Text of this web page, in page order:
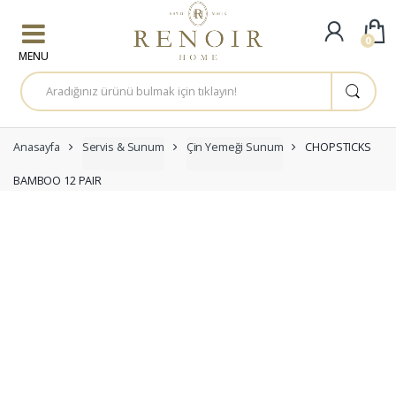
A
r
a
a
:
Anasayfa Servis & Sunum Çin Yemeği Sunum CHOPSTICKS
BAMBOO 12 PAIR
0